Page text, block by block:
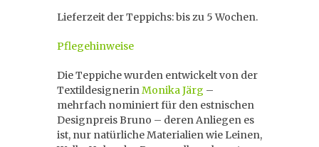
Lieferzeit der Teppichs: bis zu 5 Wochen.
Pflegehinweise
Die Teppiche wurden entwickelt von der
TextildesignerinMonika Järg –
mehrfach nominiert für den estnischen
Designpreis Bruno – deren Anliegen es
ist, nur natürliche Materialien wie Leinen,